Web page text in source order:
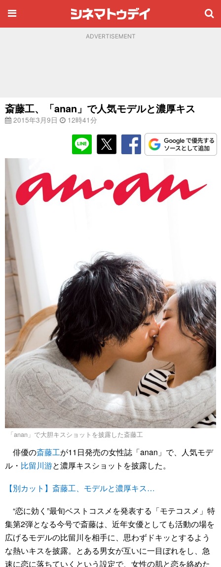
ADVERTISEMENT
斎藤工、「anan」で人気モデルと濃厚キス
2015年3月9日 12時41分
「anan」で大胆キスショットを披露した斎藤工
俳優の斎藤工が11日発売の女性誌「anan」で、人気モデ
ル・ 比留川游と濃厚キスショットを披露した。
【別カット】斎藤工、モデルと濃厚キス…
“恋に効く”最旬ベストコスメを発表する「モテコスメ」特
集第2弾となる今号で斎藤は、近年女優としても活動の場を
広げるモデルの比留川を相手に、思わずドキッとするよう
な熱いキスを披露。とある男女が互いに一目ぼれをし、急
速に恋に落ちていくという設定で、女性の肌と恋を絡めた